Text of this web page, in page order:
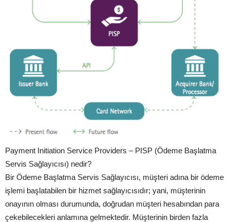
Payment Initiation Service Providers – PISP (Ödeme Başlatma
Servis Sağlayıcısı) nedir?
Bir Ödeme Başlatma Servis Sağlayıcısı, müşteri adına bir ödeme
işlemi başlatabilen bir hizmet sağlayıcısıdır; yani, müşterinin
onayının olması durumunda, doğrudan müşteri hesabından para
çekebilecekleri anlamına gelmektedir. Müşterinin birden fazla